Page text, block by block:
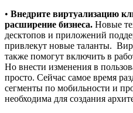
• Внедрите виртуализацию
расширение бизнеса. Новые
десктопов и приложений
привлекут новые таланты.
также помогут включить в
Но внести изменения в
просто. Сейчас самое время
сегменты по мобильности и
необходима для создания